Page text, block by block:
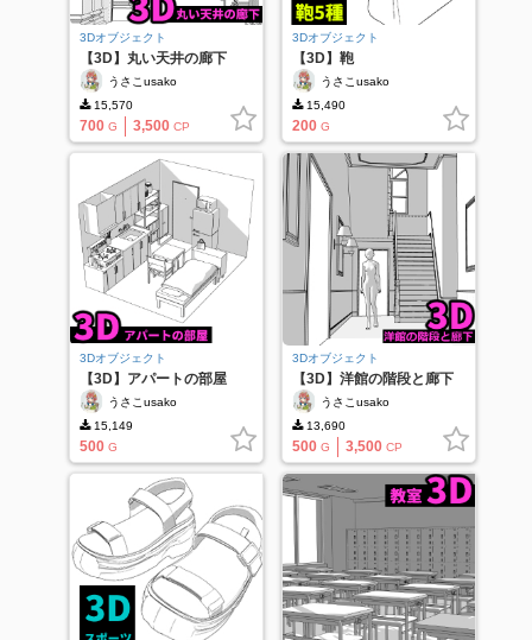
3Dオブジェクト
【3D】丸い天井の廊下
うさこusako
15,570
700 G 3,500 CP
3Dオブジェクト
【3D】鞄
うさこusako
15,490
200 G
3Dオブジェクト
【3D】アパートの部屋
うさこusako
15,149
500 G
3Dオブジェクト
【3D】洋館の階段と廊下
うさこusako
13,690
500 G 3,500 CP